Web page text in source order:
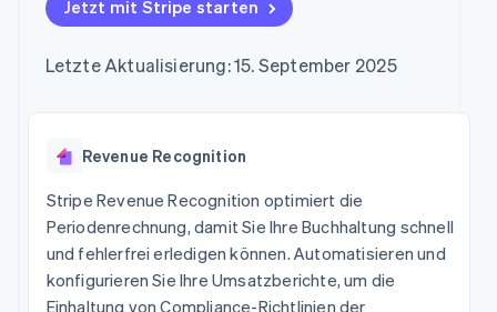
Zugriff auf mehr als
Terminal
Optimierung der
Autorisierungsraten
Link
Beschleunigter
Bezahlvorgang
Financial
Connections
Verbundene
Data Pipeline
Datensynchronisierung
Geldmanagement
SaaS
Nach Branche
KI-Unternehmen
Creator Economy
Gaming
Bewirtung, Reisen und
Freizeit
Versicherungen
Marktplatz auf
Abonnementverwaltung
nutzungsbasierte
Stablecoin-gestützte
geht´s
Bereitstellung und
Verwaltung von
Diensten mit Agenten
Produkt-Roadmap
Karriere
Stripe Press
Kontakt
Sales-Team
kontaktieren
Partner werden
Jetzt mit Stripe starten
Letzte Aktualisierung: 15. September 2025
Revenue Recognition
Stripe Revenue Recognition optimiert die
Periodenrechnung, damit Sie Ihre Buchhaltung schnell
und fehlerfrei erledigen können. Automatisieren und
konfigurieren Sie Ihre Umsatzberichte, um die
Einhaltung von Compliance-Richtlinien der